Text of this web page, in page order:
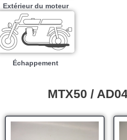
Extérieur du moteur
Échappement
MTX50 /